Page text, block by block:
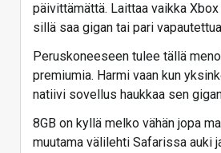
päivittämättä. Laittaa vaikka
sillä saa gigan tai pari
Peruskoneeseen tulee tällä
premiumia. Harmi vaan kun
natiivi sovellus haukkaa sen
8GB on kyllä melko vähän jopa
muutama välilehti Safarissa auki